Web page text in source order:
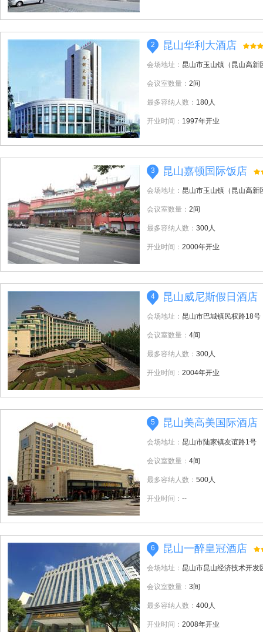
2 昆山华利大酒店
会场地址： 昆山市玉山镇（昆山高新
会议室数量： 2间
最多容纳人数： 180人
开业时间： 1997年开业
3 昆山嘉顿国际饭店
会场地址： 昆山市玉山镇（昆山高新
会议室数量： 2间
最多容纳人数： 300人
开业时间： 2000年开业
4 昆山威尼斯假日酒店
会场地址： 昆山市巴城镇民权路18
会议室数量： 4间
最多容纳人数： 300人
开业时间： 2004年开业
5 昆山美高美国际酒店
会场地址： 昆山市陆家镇友谊路1号
会议室数量： 4间
最多容纳人数： 500人
开业时间： --
6 昆山一醉皇冠酒店
会场地址： 昆山市昆山经济技术开发
会议室数量： 3间
最多容纳人数： 400人
开业时间： 2008年开业